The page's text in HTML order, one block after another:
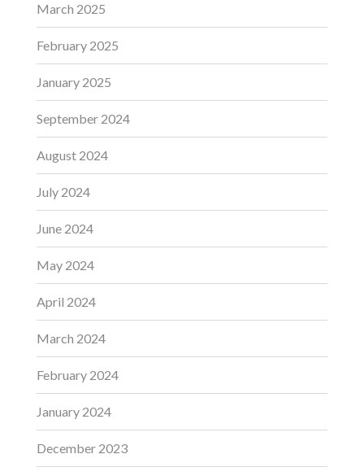
March 2025
February 2025
January 2025
September 2024
August 2024
July 2024
June 2024
May 2024
April 2024
March 2024
February 2024
January 2024
December 2023